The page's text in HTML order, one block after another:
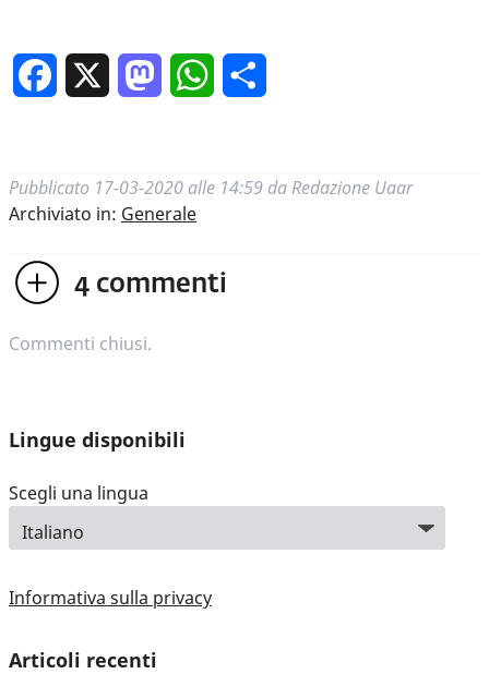
Facebook MastodonWhatsApp
Pubblicato 17-03-2020 alle 14:59 da Redazione Uaar
Archiviato in: Generale
4 commenti
Commenti chiusi.
Lingue disponibili
Scegli una lingua
Informativa sulla privacy
Articoli recenti